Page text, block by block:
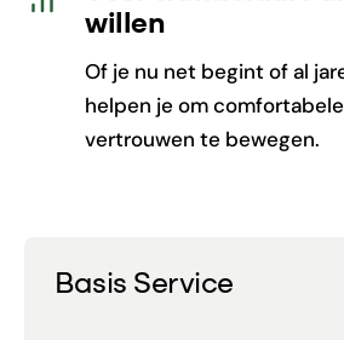
willen
Of je nu net begint of al
helpen je om
vertrouwen te bewegen.
Basis Service